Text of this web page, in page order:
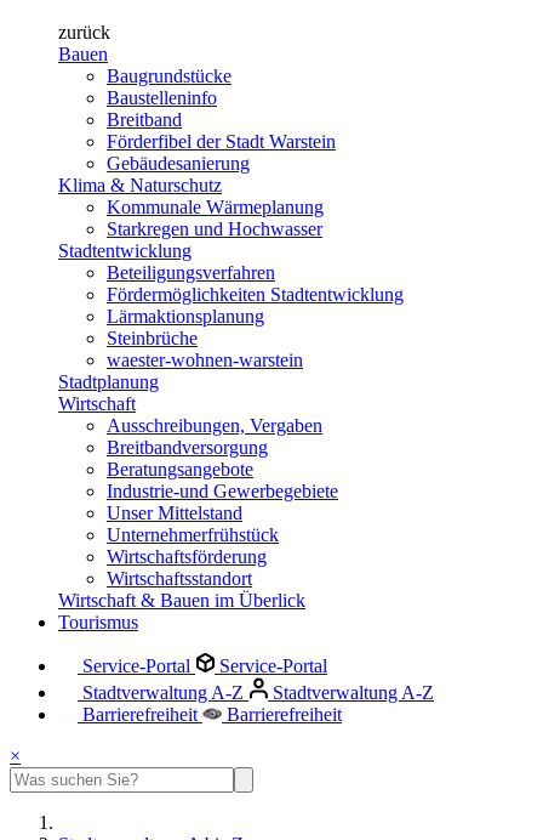
zurück
Bauen
Baugrundstücke
Baustelleninfo
Breitband
Förderfibel der Stadt Warstein
Gebäudesanierung
Klima & Naturschutz
Kommunale Wärmeplanung
Starkregen und Hochwasser
Stadtentwicklung
Beteiligungsverfahren
Fördermöglichkeiten Stadtentwicklung
Lärmaktionsplanung
Steinbrüche
waester-wohnen-warstein
Stadtplanung
Wirtschaft
Ausschreibungen, Vergaben
Breitbandversorgung
Beratungsangebote
Industrie-und Gewerbegebiete
Unser Mittelstand
Unternehmerfrühstück
Wirtschaftsförderung
Wirtschaftsstandort
Wirtschaft & Bauen im Überlick
Tourismus
Service-Portal
Service-Portal
Stadtverwaltung A-Z
Stadtverwaltung A-Z
Barrierefreiheit
Barrierefreiheit
×